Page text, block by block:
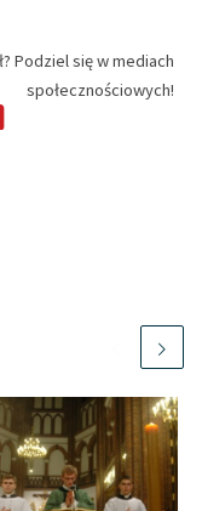
Podziel się w mediach
społecznościowych!